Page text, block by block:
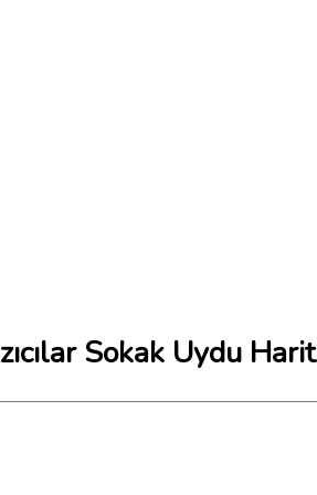
Sokak Uydu